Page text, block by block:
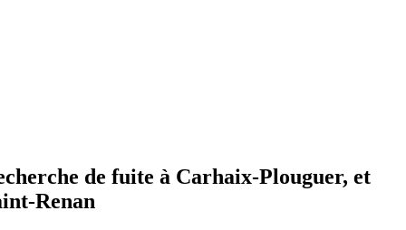
de fuite à Carhaix-Plouguer, et
Renan